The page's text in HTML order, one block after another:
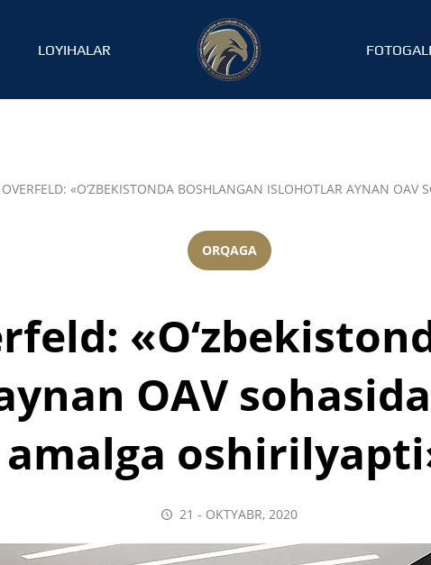
LOYIHALAR
«O‘ZBEKISTONDA BOSHLANGAN ISLOHOTLAR AYNAN OAV
ORQAGA
OAV
amalga
21 - OKTYABR, 2020